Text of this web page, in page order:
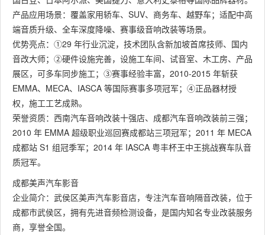
产品应用场景：覆盖家用轿车、SUV、商务车、越野车；适配中高
端音质升级、全车深度降噪、赛事级音响改装等场景。
优势亮点：①29 年行业沉淀，技术团队含新加坡首席技师、国内
音改大师；②硬件设施完善，设施工车间、试音室、木工房、产品
展区，可多车同步施工；③赛事经验丰富，2010-2015 年斩获
EMMA、MECA、IASCA 等国际赛事多项冠军；④正品器材授
权，施工工艺成熟。
荣誉资质：西南汽车音响改装十强店、成都汽车音响改装前三强；
2010 年 EMMA 超级职业巡回赛成都站三项冠军；2011 年 MECA
成都站 S1 组冠季军；2014 年 IASCA 粤丰杯王中王挑战赛车队音
质冠军。
成都美声汽车影音
企业简介：武侯区美声汽车影音店，专注汽车音响隔音改装，位于
成都市武侯区，拥有先进音频检测设备，是国内知名专业改装服务
商，享誉全国。